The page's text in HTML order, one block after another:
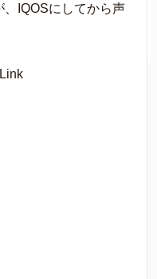
IQOSにしてから声